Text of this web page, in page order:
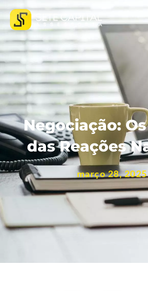
Negociação:
das Reações
março 28, 2025